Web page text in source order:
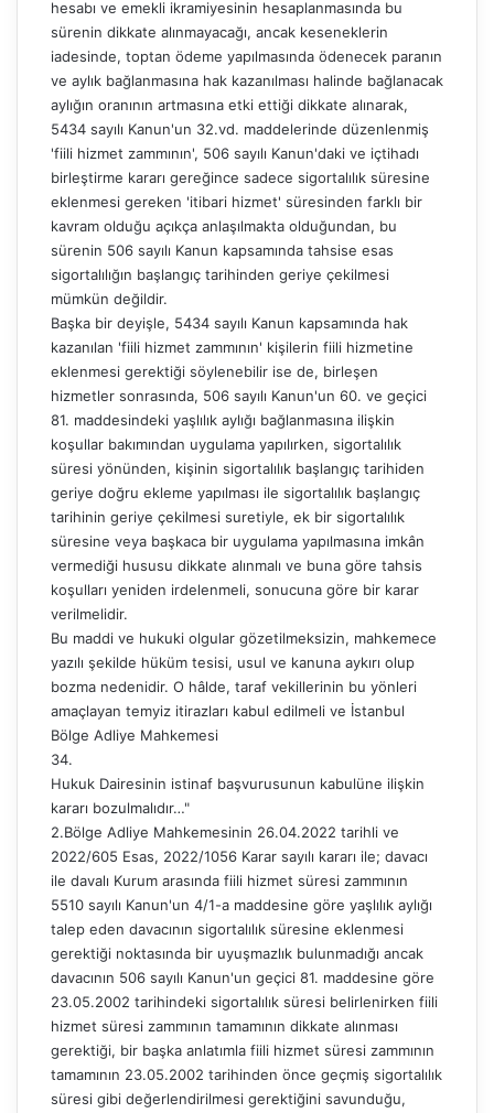
hesabı ve emekli ikramiyesinin hesaplanmasında bu
sürenin dikkate alınmayacağı, ancak keseneklerin
iadesinde, toptan ödeme yapılmasında ödenecek paranın
ve aylık bağlanmasına hak kazanılması halinde bağlanacak
aylığın oranının artmasına etki ettiği dikkate alınarak,
5434 sayılı Kanun'un 32.vd. maddelerinde düzenlenmiş
'fiili hizmet zammının', 506 sayılı Kanun'daki ve içtihadı
birleştirme kararı gereğince sadece sigortalılık süresine
eklenmesi gereken 'itibari hizmet' süresinden farklı bir
kavram olduğu açıkça anlaşılmakta olduğundan, bu
sürenin 506 sayılı Kanun kapsamında tahsise esas
sigortalılığın başlangıç tarihinden geriye çekilmesi
mümkün değildir.
Başka bir deyişle, 5434 sayılı Kanun kapsamında hak
kazanılan 'fiili hizmet zammının' kişilerin fiili hizmetine
eklenmesi gerektiği söylenebilir ise de, birleşen
hizmetler sonrasında, 506 sayılı Kanun'un 60. ve geçici
81. maddesindeki yaşlılık aylığı bağlanmasına ilişkin
koşullar bakımından uygulama yapılırken, sigortalılık
süresi yönünden, kişinin sigortalılık başlangıç tarihiden
geriye doğru ekleme yapılması ile sigortalılık başlangıç
tarihinin geriye çekilmesi suretiyle, ek bir sigortalılık
süresine veya başkaca bir uygulama yapılmasına imkân
vermediği hususu dikkate alınmalı ve buna göre tahsis
koşulları yeniden irdelenmeli, sonucuna göre bir karar
verilmelidir.
Bu maddi ve hukuki olgular gözetilmeksizin, mahkemece
yazılı şekilde hüküm tesisi, usul ve kanuna aykırı olup
bozma nedenidir. O hâlde, taraf vekillerinin bu yönleri
amaçlayan temyiz itirazları kabul edilmeli ve İstanbul
Bölge Adliye Mahkemesi
34.
Hukuk Dairesinin istinaf başvurusunun kabulüne ilişkin
kararı bozulmalıdır…"
2.Bölge Adliye Mahkemesinin 26.04.2022 tarihli ve
2022/605 Esas, 2022/1056 Karar sayılı kararı ile; davacı
ile davalı Kurum arasında fiili hizmet süresi zammının
5510 sayılı Kanun'un 4/1-a maddesine göre yaşlılık aylığı
talep eden davacının sigortalılık süresine eklenmesi
gerektiği noktasında bir uyuşmazlık bulunmadığı ancak
davacının 506 sayılı Kanun'un geçici 81. maddesine göre
23.05.2002 tarihindeki sigortalılık süresi belirlenirken fiili
hizmet süresi zammının tamamının dikkate alınması
gerektiği, bir başka anlatımla fiili hizmet süresi zammının
tamamının 23.05.2002 tarihinden önce geçmiş sigortalılık
süresi gibi değerlendirilmesi gerektiğini savunduğu,